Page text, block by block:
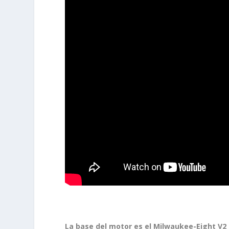
La base del motor es el Milwaukee-Eight